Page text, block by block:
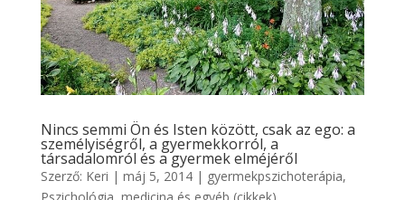
Nincs semmi Ön és Isten között, csak az ego: a
személyiségről, a gyermekkorról, a
társadalomról és a gyermek elméjéről
Szerző: Keri | máj 5, 2014| gyermekpszichoterápia,